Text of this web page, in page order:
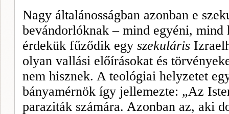
Nagy általánosságban azonban e
bevándorlóknak – mind egyéni,
érdekük fűződik egy szekuláris
olyan vallási előírásokat és
nem hisznek. A teológiai helyzetet
bányamérnök így jellemezte: „Az
paraziták számára. Azonban az, aki